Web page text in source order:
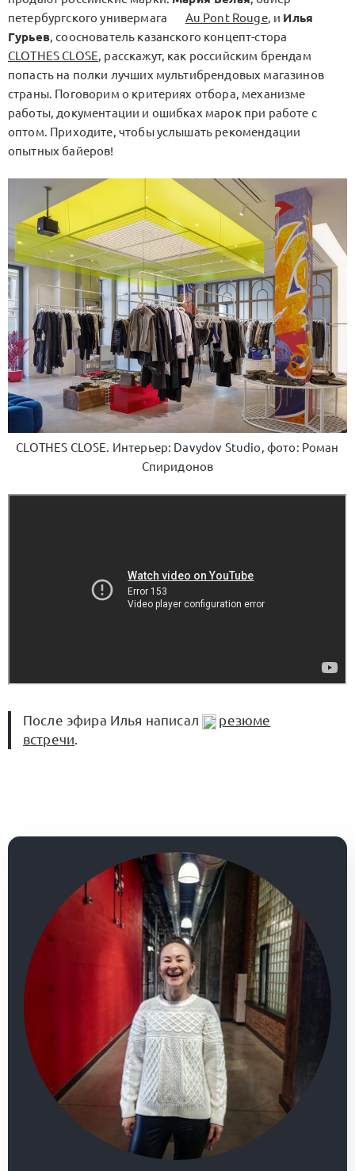
петербургского универмага
Au Pont Rouge, и Илья
Гурьев, сооснователь казанского концепт-стора
CLOTHES CLOSE, расскажут, как российским брендам
попасть на полки лучших мультибрендовых магазинов
страны. Поговорим о критериях отбора, механизме
работы, документации и ошибках марок при работе с
оптом. Приходите, чтобы услышать рекомендации
опытных байеров!
CLOTHES CLOSE. Интерьер: Davydov Studio, фото: Роман
Спиридонов
После эфира Илья написал
резюме
встречи.